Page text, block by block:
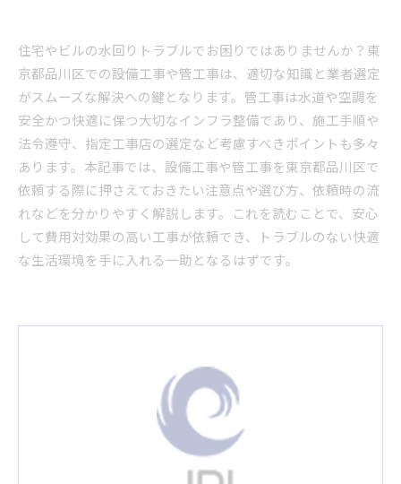
住宅やビルの水回りトラブルでお困りではありませんか？東
京都品川区での設備工事や管工事は、適切な知識と業者選定
がスムーズな解決への鍵となります。管工事は水道や空調を
安全かつ快適に保つ大切なインフラ整備であり、施工手順や
法令遵守、指定工事店の選定など考慮すべきポイントも多々
あります。本記事では、設備工事や管工事を東京都品川区で
依頼する際に押さえておきたい注意点や選び方、依頼時の流
れなどを分かりやすく解説します。これを読むことで、安心
して費用対効果の高い工事が依頼でき、トラブルのない快適
な生活環境を手に入れる一助となるはずです。